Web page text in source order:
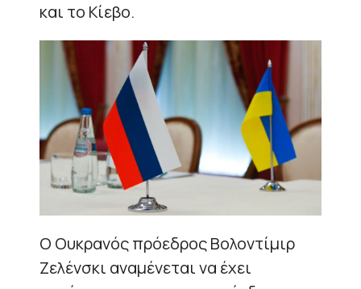
και το Κίεβο.
Ο Ουκρανός πρόεδρος Βολοντίμιρ
Ζελένσκι αναμένεται να έχει